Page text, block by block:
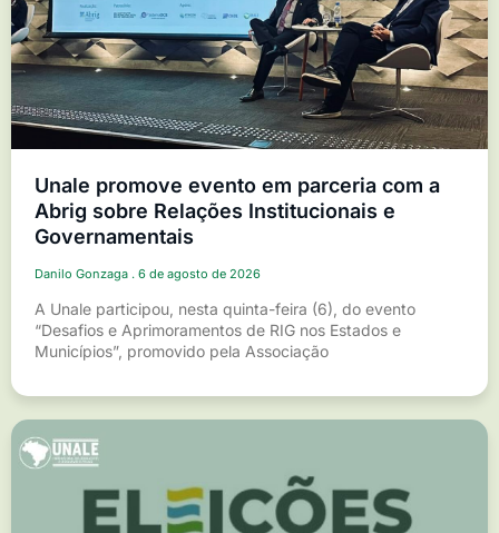
Unale promove evento em parceria com a
Abrig sobre Relações Institucionais e
Governamentais
Danilo Gonzaga 6 de agosto de 2026
A Unale participou, nesta quinta-feira (6), do evento
“Desafios e Aprimoramentos de RIG nos Estados e
Municípios”, promovido pela Associação